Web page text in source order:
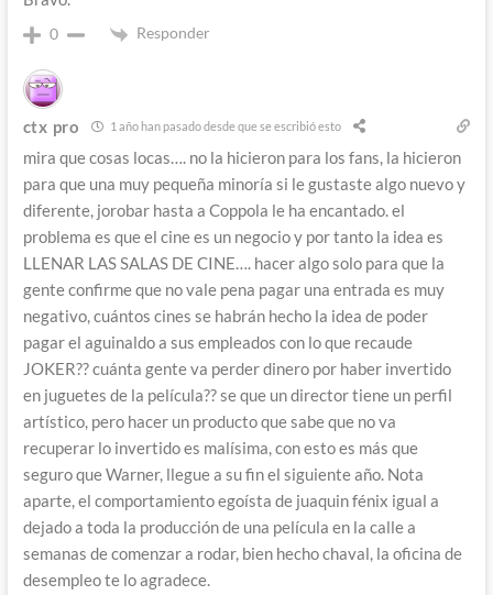
0 Responder
ctx pro 1 año han pasado desde que se escribió esto
mira que cosas locas…. no la hicieron para los fans, la hicieron
para que una muy pequeña minoría si le gustaste algo nuevo y
diferente, jorobar hasta a Coppola le ha encantado. el
problema es que el cine es un negocio y por tanto la idea es
LLENAR LAS SALAS DE CINE…. hacer algo solo para que la
gente confirme que no vale pena pagar una entrada es muy
negativo, cuántos cines se habrán hecho la idea de poder
pagar el aguinaldo a sus empleados con lo que recaude
JOKER?? cuánta gente va perder dinero por haber invertido
en juguetes de la película?? se que un director tiene un perfil
artístico, pero hacer un producto que sabe que no va
recuperar lo invertido es malísima, con esto es más que
seguro que Warner, llegue a su fin el siguiente año. Nota
aparte, el comportamiento egoísta de juaquin fénix igual a
dejado a toda la producción de una película en la calle a
semanas de comenzar a rodar, bien hecho chaval, la oficina de
desempleo te lo agradece.